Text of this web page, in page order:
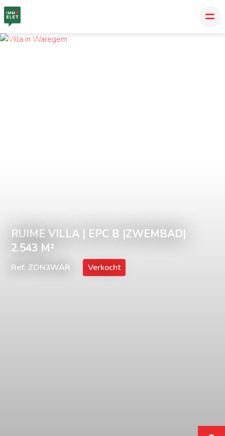
RUIME VILLA | EPC B |ZWEMBAD|
2.543 M²
Ref: ZON3WAR Verkocht